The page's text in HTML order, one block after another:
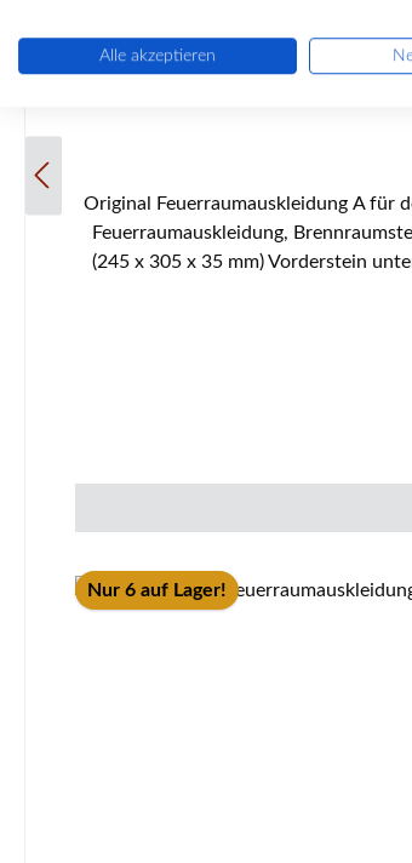
Original Feuerraumauskleidung A für den Küchenherd Wamsler K144 Passend für Geräte der Baujahre 2007 - 2012 Wamsler K144 Feuerraumauskleidung Eckdaten: 6 Stück
Feuerraumauskleidung,
(245 x 305 x 35 mm) Vorderstein
Nur 6 auf Lager!
Alle akzeptieren